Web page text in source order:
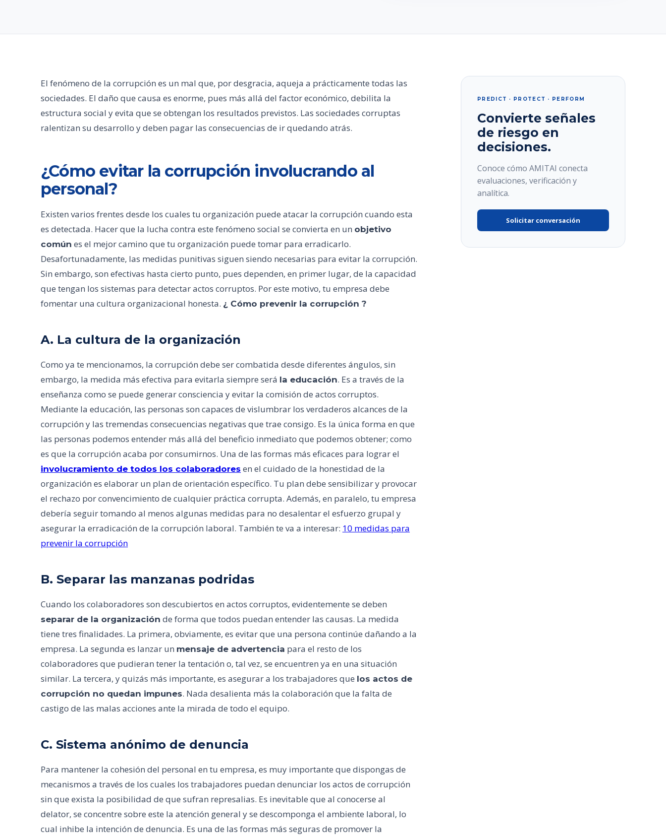
El fenómeno de la corrupción es un mal que, por desgracia, aqueja a prácticamente todas las
sociedades. El daño que causa es enorme, pues más allá del factor económico, debilita la
estructura social y evita que se obtengan los resultados previstos. Las sociedades corruptas
ralentizan su desarrollo y deben pagar las consecuencias de ir quedando atrás.
¿Cómo evitar la corrupción involucrando al
personal?
Existen varios frentes desde los cuales tu organización puede atacar la corrupción cuando esta
es detectada. Hacer que la lucha contra este fenómeno social se convierta en un objetivo
común es el mejor camino que tu organización puede tomar para erradicarlo.
Desafortunadamente, las medidas punitivas siguen siendo necesarias para evitar la corrupción.
Sin embargo, son efectivas hasta cierto punto, pues dependen, en primer lugar, de la capacidad
que tengan los sistemas para detectar actos corruptos. Por este motivo, tu empresa debe
fomentar una cultura organizacional honesta. ¿ Cómo prevenir la corrupción ?
A. La cultura de la organización
Como ya te mencionamos, la corrupción debe ser combatida desde diferentes ángulos, sin
embargo, la medida más efectiva para evitarla siempre será la educación. Es a través de la
enseñanza como se puede generar consciencia y evitar la comisión de actos corruptos.
Mediante la educación, las personas son capaces de vislumbrar los verdaderos alcances de la
corrupción y las tremendas consecuencias negativas que trae consigo. Es la única forma en que
las personas podemos entender más allá del beneficio inmediato que podemos obtener; como
es que la corrupción acaba por consumirnos. Una de las formas más eficaces para lograr el
involucramiento de todos los colaboradores en el cuidado de la honestidad de la
organización es elaborar un plan de orientación específico. Tu plan debe sensibilizar y provocar
el rechazo por convencimiento de cualquier práctica corrupta. Además, en paralelo, tu empresa
debería seguir tomando al menos algunas medidas para no desalentar el esfuerzo grupal y
asegurar la erradicación de la corrupción laboral. También te va a interesar: 10 medidas para
prevenir la corrupción
B. Separar las manzanas podridas
Cuando los colaboradores son descubiertos en actos corruptos, evidentemente se deben
separar de la organización de forma que todos puedan entender las causas. La medida
tiene tres finalidades. La primera, obviamente, es evitar que una persona continúe dañando a la
empresa. La segunda es lanzar un mensaje de advertencia para el resto de los
colaboradores que pudieran tener la tentación o, tal vez, se encuentren ya en una situación
similar. La tercera, y quizás más importante, es asegurar a los trabajadores que los actos de
corrupción no quedan impunes. Nada desalienta más la colaboración que la falta de
castigo de las malas acciones ante la mirada de todo el equipo.
C. Sistema anónimo de denuncia
Para mantener la cohesión del personal en tu empresa, es muy importante que dispongas de
mecanismos a través de los cuales los trabajadores puedan denunciar los actos de corrupción
sin que exista la posibilidad de que sufran represalias. Es inevitable que al conocerse al
delator, se concentre sobre este la atención general y se descomponga el ambiente laboral, lo
cual inhibe la intención de denuncia. Es una de las formas más seguras de promover la
PREDICT · PROTECT · PERFORM
Convierte señales
de riesgo en
decisiones.
Conoce cómo AMITAI conecta
evaluaciones, verificación y
analítica.
Solicitar conversación